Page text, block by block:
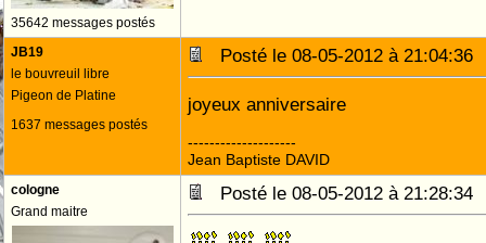
35642 messages postés
JB19
le bouvreuil libre
Pigeon de Platine
1637 messages postés
Posté le 08-05-2012 à
joyeux anniversaire
--------------------
Jean Baptiste DAVID
cologne
Grand maitre
Posté le 08-05-2012 à